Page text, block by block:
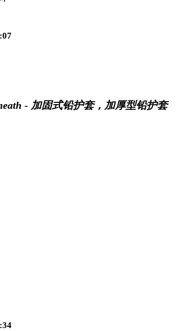
- 加固式铅护套，加厚型铅护套